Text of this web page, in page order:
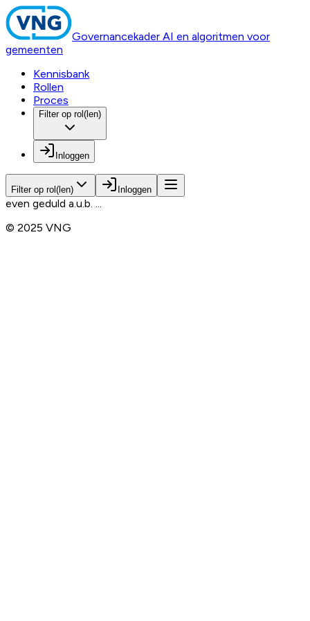
Governancekader AI en algoritmen voor
gemeenten
Kennisbank
Rollen
Proces
Filter op rol(len)
Inloggen
Filter op rol(len) Inloggen
even geduld a.u.b. ...
© 2025 VNG